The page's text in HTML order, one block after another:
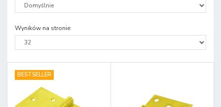
Wyników na stronie:
BESTSELLER